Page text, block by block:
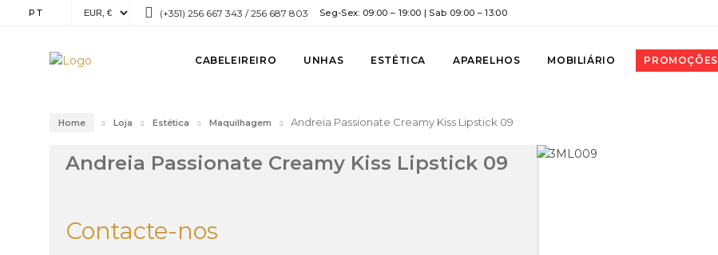
PT (+351) 256 667 343 / 256 687 803 Seg-Sex: 09:00 – 19:00 | Sab 09:00 – 13:00
CABELEIREIRO UNHAS ESTÉTICA APARELHOS MOBILIÁRIO PROMOÇÕES
Home Loja Estética Maquilhagem Andreia Passionate Creamy Kiss Lipstick 09
Andreia Passionate Creamy Kiss Lipstick 09
Contacte-nos